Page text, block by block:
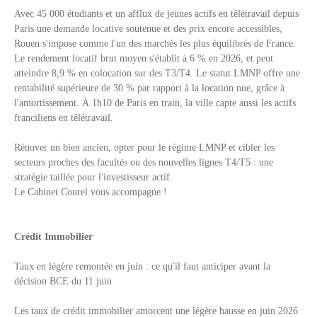
Avec 45 000 étudiants et un afflux de jeunes actifs en télétravail depuis
Paris une demande locative soutenue et des prix encore accessibles,
Rouen s'impose comme l'un des marchés les plus équilibrés de France.
Le rendement locatif brut moyen s'établit à 6 % en 2026, et peut
atteindre 8,9 % en colocation sur des T3/T4. Le statut LMNP offre une
rentabilité supérieure de 30 % par rapport à la location nue, grâce à
l'amortissement. À 1h10 de Paris en train, la ville capte aussi les actifs
franciliens en télétravail.
Rénover un bien ancien, opter pour le régime LMNP et cibler les
secteurs proches des facultés ou des nouvelles lignes T4/T5 : une
stratégie taillée pour l'investisseur actif.
Le Cabinet Courel vous accompagne !
Crédit Immobilier
Taux en légère remontée en juin : ce qu'il faut anticiper avant la
décision BCE du 11 juin
Les taux de crédit immobilier amorcent une légère hausse en juin 2026